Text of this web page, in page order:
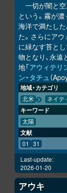
一切が闇と
という。霧が
海洋で満たし
た。さらにア
に緑なす苔と
物となり、永
地「アウィテリ
ン・タチュ（
地域・カテゴリ
北米 ネイテ
キーワード
太陽
文献
01 31
Last-update:
2026-01-20
アウキ